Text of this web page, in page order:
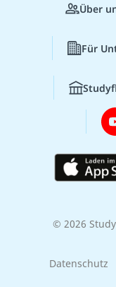
Über
Für
© 2026
Datenschutz